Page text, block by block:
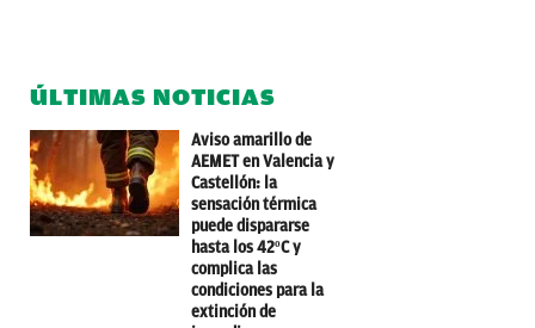
ÚLTIMAS NOTICIAS
Aviso amarillo de
AEMET en Valencia y
Castellón: la
sensación térmica
puede dispararse
hasta los 42ºC y
complica las
condiciones para la
extinción de